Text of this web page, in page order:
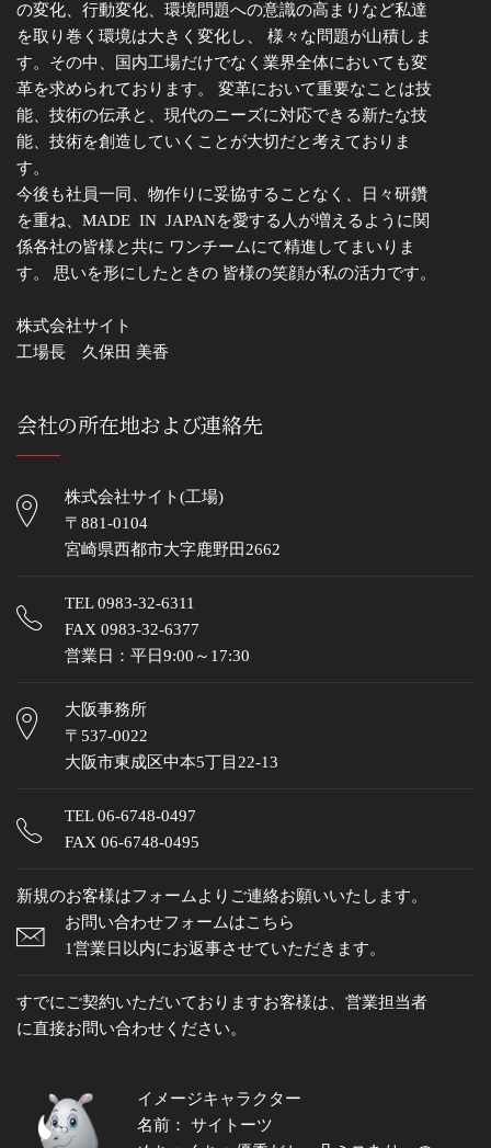
の変化、行動変化、環境問題への意識の高まりなど私達
を取り巻く環境は大きく変化し、 様々な問題が山積しま
す。その中、国内工場だけでなく業界全体においても変
革を求められております。 変革において重要なことは技
能、技術の伝承と、現代のニーズに対応できる新たな技
能、技術を創造していくことが大切だと考えておりま
す。
今後も社員一同、物作りに妥協することなく、日々研鑽
を重ね、MADE IN JAPANを愛する人が増えるように関
係各社の皆様と共に ワンチームにて精進してまいりま
す。 思いを形にしたときの 皆様の笑顔が私の活力です。
株式会社サイト
工場長 久保田 美香
会社の所在地および連絡先
株式会社サイト(工場)
〒881-0104
宮崎県西都市大字鹿野田2662
TEL0983-32-6311
FAX 0983-32-6377
営業日：平日9:00～17:30
大阪事務所
〒537-0022
大阪市東成区中本5丁目22-13
TEL06-6748-0497
FAX 06-6748-0495
新規のお客様はフォームよりご連絡お願いいたします。
お問い合わせフォームはこちら
1営業日以内にお返事させていただきます。
すでにご契約いただいておりますお客様は、営業担当者
に直接お問い合わせください。
イメージキャラクター
名前： サイトーツ